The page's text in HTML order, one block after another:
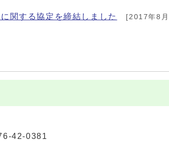
関する協定を締結しました [2017年8
42-0381